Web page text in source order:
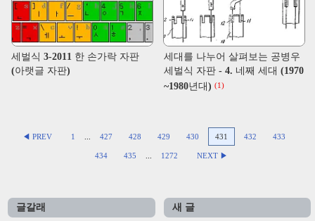
세벌식 3-2011 한 손가락 자판
(아랫글 자판)
세대를 나누어 살펴보는 공병우
세벌식 자판 - 4. 네째 세대 (1970
~1980년대) (1)
◀ PREV 1 ... 427 428 429 430 431 432 433
434 435 ... 1272 NEXT ▶
글갈래
새 글